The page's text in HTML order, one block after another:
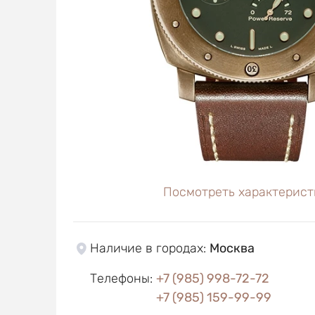
Посмотреть
Наличие в городах: Москва
Телефоны: +7 (985) 998-72-72
+7 (985) 159-99-99